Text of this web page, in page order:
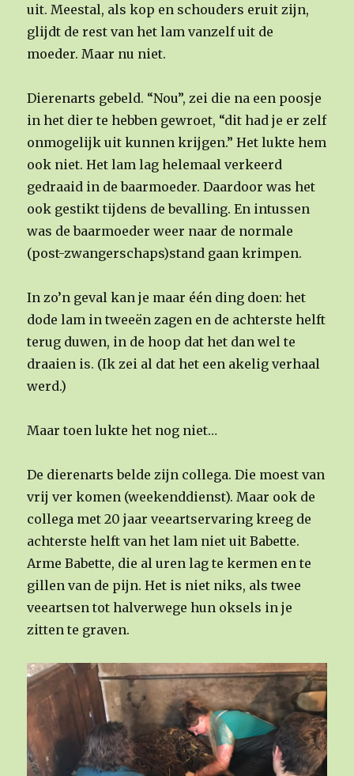
uit. Meestal, als kop en schouders eruit zijn,
glijdt de rest van het lam vanzelf uit de
moeder. Maar nu niet.
Dierenarts gebeld. “Nou”, zei die na een poosje
in het dier te hebben gewroet, “dit had je er zelf
onmogelijk uit kunnen krijgen.” Het lukte hem
ook niet. Het lam lag helemaal verkeerd
gedraaid in de baarmoeder. Daardoor was het
ook gestikt tijdens de bevalling. En intussen
was de baarmoeder weer naar de normale
(post-zwangerschaps)stand gaan krimpen.
In zo’n geval kan je maar één ding doen: het
dode lam in tweeën zagen en de achterste helft
terug duwen, in de hoop dat het dan wel te
draaien is. (Ik zei al dat het een akelig verhaal
werd.)
Maar toen lukte het nog niet…
De dierenarts belde zijn collega. Die moest van
vrij ver komen (weekenddienst). Maar ook de
collega met 20 jaar veeartservaring kreeg de
achterste helft van het lam niet uit Babette.
Arme Babette, die al uren lag te kermen en te
gillen van de pijn. Het is niet niks, als twee
veeartsen tot halverwege hun oksels in je
zitten te graven.